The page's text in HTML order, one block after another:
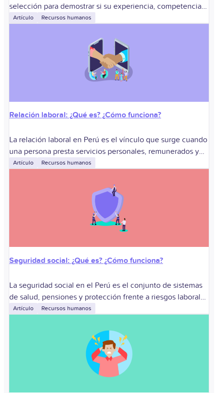
selección para demostrar si su experiencia, competencias
laborales y expectativas se ajustan a un puesto y a la
Artículo Recursos humanos
Relación laboral: ¿Qué es? ¿Cómo funciona?
La relación laboral en Perú es el vínculo que surge cuando
una persona presta servicios personales, remunerados y
subordinados para un empleador. Sirve para determinar las
Artículo Recursos humanos
Seguridad social: ¿Qué es? ¿Cómo funciona?
La seguridad social en el Perú es el conjunto de sistemas
de salud, pensiones y protección frente a riesgos laborales
que ampara a los trabajadores y, en determinados casos, a
Artículo Recursos humanos